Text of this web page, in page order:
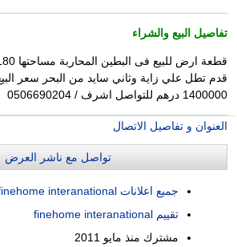
تفاصيل البيع والشراء
قدم تطل علي زاية وثاني سايد من البحر سعر
1400000 درهم للتواصل اشرف / 0506690204
العنوان و تفاصيل الاتصال
تواصل مع ناشر العرض
جميع اعلانات finehome interanational
تقييم finehome interanational
مشترك منذ مايو 2011